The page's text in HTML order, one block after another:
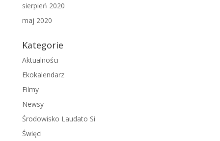
sierpień 2020
maj 2020
Kategorie
Aktualności
Ekokalendarz
Filmy
Newsy
Środowisko Laudato Si
Święci